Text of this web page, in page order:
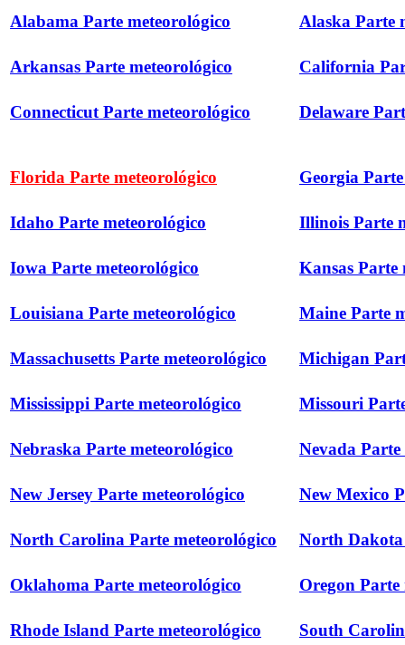
Alabama Parte meteorológico Alaska Parte
Arkansas Parte meteorológico California
Connecticut Parte meteorológico Delaware
Florida Parte meteorológico Georgia
Idaho Parte meteorológico Illinois Parte
Iowa Parte meteorológico Kansas Parte
Louisiana Parte meteorológico Maine Parte
Massachusetts Parte meteorológico Michigan
Mississippi Parte meteorológico Missouri
Nebraska Parte meteorológico Nevada
New Jersey Parte meteorológico New Mexico
North Carolina Parte meteorológico North Dakota
Oklahoma Parte meteorológico Oregon Parte
Rhode Island Parte meteorológico South